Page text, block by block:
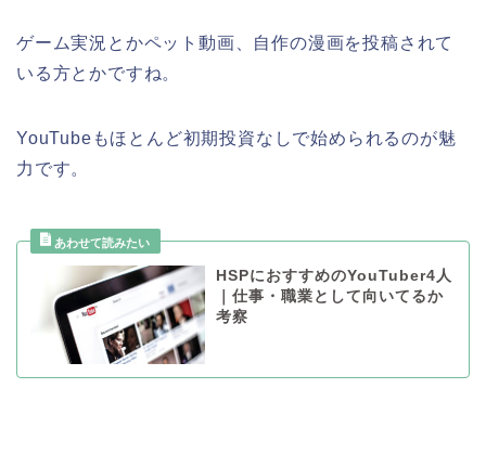
ゲーム実況とかペット動画、自作の漫画を投稿されて
いる方とかですね。
YouTubeもほとんど初期投資なしで始められるのが魅
力です。
HSPにおすすめのYouTuber4人
｜仕事・職業として向いてるか
考察